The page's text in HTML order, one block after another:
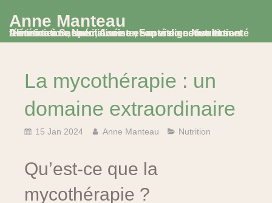
Anne Manteau
Diététicienne Nutritionniste, Experte en Nutrition et Alimentation, spécialisée en santé digestive et santé féminine à Saumur, Avoine et en visio consultation
La mycothérapie : un
domaine extraordinaire
15 Jan 2024 Anne Manteau Nutrition
Qu’est-ce que la
mycothérapie ?